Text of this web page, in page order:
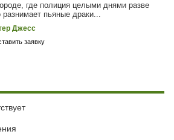
где полиция целыми днями разве
разнимает пьяные драки...
Джесс
заявку